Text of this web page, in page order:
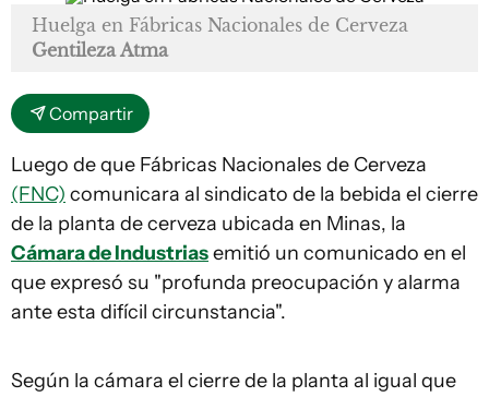
Huelga en Fábricas Nacionales de Cerveza
Gentileza Atma
Compartir
Luego de que Fábricas Nacionales de Cerveza
(FNC) comunicara al sindicato de la bebida el cierre
de la planta de cerveza ubicada en Minas, la
Cámara de Industriasemitió un comunicado en el
que expresó su "profunda preocupación y alarma
ante esta difícil circunstancia".
Según la cámara el cierre de la planta al igual que